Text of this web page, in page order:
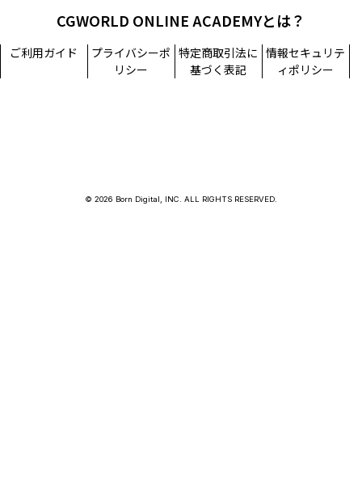
CGWORLD ONLINE ACADEMYとは？
ご利用ガイド
プライバシーポ
リシー
特定商取引法に
基づく表記
情報セキュリテ
ィポリシー
© 2026 Born Digital, INC. ALL RIGHTS RESERVED.